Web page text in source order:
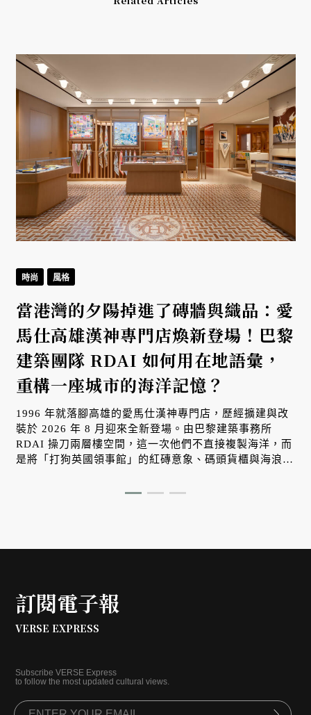
時尚 風格
當港灣的夕陽掉進了磚牆與織品：愛
馬仕高雄漢神專門店煥新登場！巴黎
建築團隊 RDAI 如何用在地語彙，
重構一座城市的海洋記憶？
1996 年就落腳高雄的愛馬仕漢神專門店，歷經擴建與改
裝於 2026 年 8 月迎來全新登場。由巴黎建築事務所
RDAI 操刀兩層樓空間，這一次他們不直接複製海洋，而
是將「打狗英國領事館」的紅磚意象、碼頭貨櫃與海浪光
大家搶先一探這座屬於南台灣、懂得與自然光影對話的工
訂閱電子報
VERSE EXPRESS
Subscribe VERSE Express
to follow the most updated cultural views.